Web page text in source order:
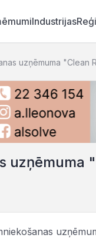
Industrijas
uzņēmuma "Clean
uzņēmuma